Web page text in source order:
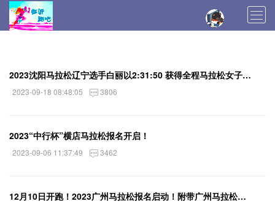
马拉松报名 马拉松日记 马拉松日历 2023沈阳马拉松辽宁选手白丽以2:31:50 获得全程马拉松女子冠军，并打破赛会纪录
2023-09-18 08:48:05 3806
2023“中行杯”横店马拉松报名开启！
2023-09-06 11:37:49 3462
12月10日开跑！2023广州马拉松报名启动！附带广州马拉松直通成绩